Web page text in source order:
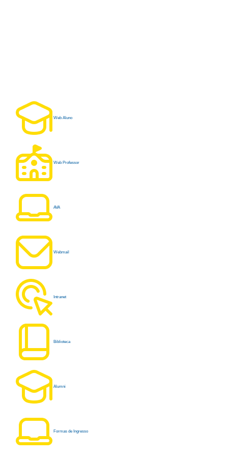
Web Aluno
Web Professor
AVA
Webmail
Intranet
Biblioteca
Alumni
Formas de Ingresso